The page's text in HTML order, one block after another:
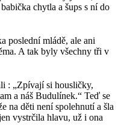
chytla a šups s ní do
poslední mládě, ale ani
A tak byly všechny tři v
: „Zpívají si housličky,
a náš Budulínek.“ Teď se
na děti není spolehnutí a šla
vystrčila hlavu, už i ona